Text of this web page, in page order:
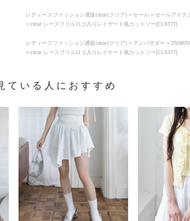
レディースファッション通販clear(クリア) セール
セールアイテ
clear レースフリルロゴ入りレイヤード風カットソー[CL9377]
レディースファッション通販clear(クリア) アンバサダー
clear レースフリルロゴ入りレイヤード風カットソー[CL9377]
ている人におすすめ